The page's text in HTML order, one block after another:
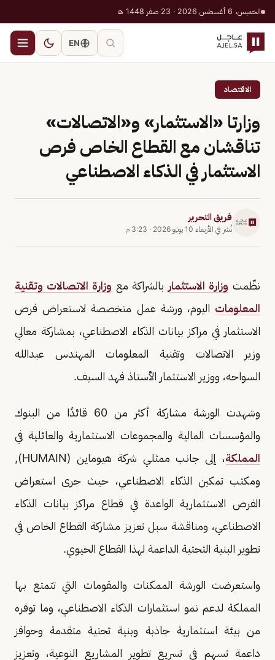
الخميس، 6 أغسطس 2026 · 23 صفر 1448 هـ
EN
الاقتصاد
وزارتا «الاستثمار» و«الاتصالات»
تناقشان مع القطاع الخاص فرص
الاستثمار في الذكاء الاصطناعي
فريق التحرير
نُشر في الأربعاء 10 يونيو 2026 · 3:23 م
نظّمت وزارة الاستثمار بالشراكة مع وزارة الاتصالات وتقنية
المعلومات اليوم، ورشة عمل متخصصة لاستعراض فرص
الاستثمار في مراكز بيانات الذكاء الاصطناعي، بمشاركة معالي
وزير الاتصالات وتقنية المعلومات المهندس عبدالله
السواحه، ووزير الاستثمار الأستاذ فهد السيف.
وشهدت الورشة مشاركة أكثر من 60 قائدًا من البنوك
والمؤسسات المالية والمجموعات الاستثمارية والعائلية في
المملكة
، إلى جانب ممثلي شركة هيوماين (HUMAIN),
ومكتب تمكين الذكاء الاصطناعي، حيث جرى استعراض
الفرص الاستثمارية الواعدة في قطاع مراكز بيانات الذكاء
الاصطناعي، ومناقشة سبل تعزيز مشاركة القطاع الخاص في
تطوير البنية التحتية الداعمة لهذا القطاع الحيوي.
واستعرضت الورشة الممكنات والمقومات التي تتمتع بها
المملكة لدعم نمو استثمارات الذكاء الاصطناعي، وما توفره
من بيئة استثمارية جاذبة وبنية تحتية متقدمة وحوافز
داعمة تسهم في تسريع تطوير المشاريع النوعية، وتعزيز